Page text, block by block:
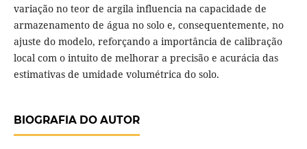
variação no teor de argila influencia na capacidade de
armazenamento de água no solo e, consequentemente, no
ajuste do modelo, reforçando a importância de calibração
local com o intuito de melhorar a precisão e acurácia das
estimativas de umidade volumétrica do solo.
BIOGRAFIA DO AUTOR